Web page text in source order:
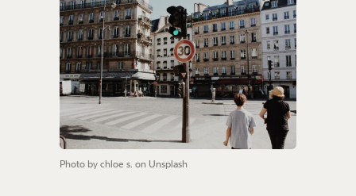
Photo by chloe s. on Unsplash